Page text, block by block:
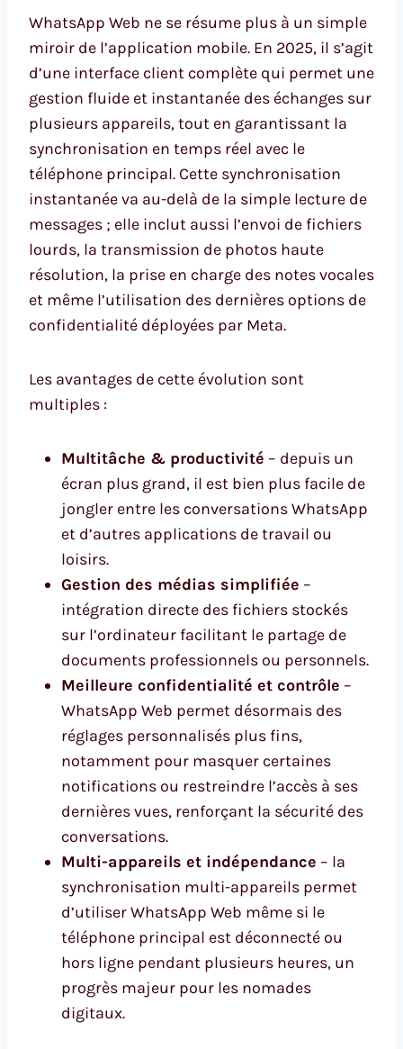
WhatsApp Web ne se résume plus à un simple
miroir de l’application mobile. En 2025, il s’agit
d’une interface client complète qui permet une
gestion fluide et instantanée des échanges sur
plusieurs appareils, tout en garantissant la
synchronisation en temps réel avec le
téléphone principal. Cette synchronisation
instantanée va au-delà de la simple lecture de
messages ; elle inclut aussi l’envoi de fichiers
lourds, la transmission de photos haute
résolution, la prise en charge des notes vocales
et même l’utilisation des dernières options de
confidentialité déployées par Meta.
Les avantages de cette évolution sont
multiples :
Multitâche & productivité – depuis un
écran plus grand, il est bien plus facile de
jongler entre les conversations WhatsApp
et d’autres applications de travail ou
loisirs.
Gestion des médias simplifiée –
intégration directe des fichiers stockés
sur l’ordinateur facilitant le partage de
documents professionnels ou personnels.
Meilleure confidentialité et contrôle –
WhatsApp Web permet désormais des
réglages personnalisés plus fins,
notamment pour masquer certaines
notifications ou restreindre l’accès à ses
dernières vues, renforçant la sécurité des
conversations.
Multi-appareils et indépendance – la
synchronisation multi-appareils permet
d’utiliser WhatsApp Web même si le
téléphone principal est déconnecté ou
hors ligne pendant plusieurs heures, un
progrès majeur pour les nomades
digitaux.